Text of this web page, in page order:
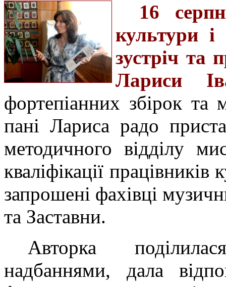
16
культури і
зустріч та
Лариси
фортепіанних збірок та
пані Лариса радо
методичного відділу
кваліфікації
запрошені фахівці
та Заставни.
Авторка
надбаннями, дала